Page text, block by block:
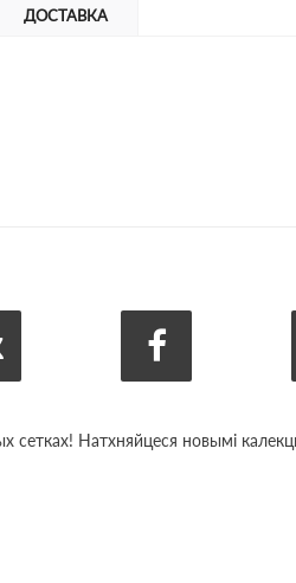
ДОСТАВКА
сетках! Натхняйцеся новымі